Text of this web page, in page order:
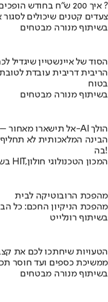
איך 200 ש"ח בחודש הופכים ל140 אלף ?
צעדים קטנים שיכולים לסגור
בשיתוף מנורה מבטחים
הסוד של איינשטיין שיגדיל
הריבית דריבית עובדת
בטוח
בשיתוף מנורה מבטחים
אל תישארו מאחור – בואו לגלות לאן ה-AI הולך
הבינה המלאכותית לא
בה!
בשיתוף HIT,המכון הטכנולוגי חולון
מהפכת הרובוטיקה לבית
מהפכת הניקיון החכם: כל
בשיתוף רונלייט
הטעויות שיחתכו לכם את
ממשיכת כספים ועד חוסר
בשיתוף מנורה מבטחים